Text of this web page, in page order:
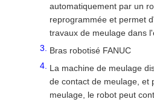
automatiquement par un
reprogrammée et permet
travaux de meulage dans
Bras robotisé FANUC
La machine de meulage
de contact de meulage, et
meulage, le robot peut